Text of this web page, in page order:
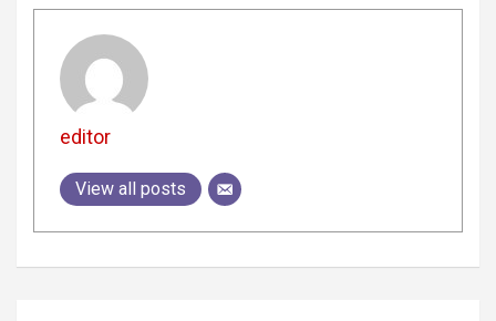
editor
View all posts